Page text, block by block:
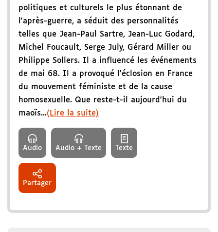
politiques et culturels le plus étonnant de
l'après-guerre, a séduit des personnalités
telles que Jean-Paul Sartre, Jean-Luc Godard,
Michel Foucault, Serge July, Gérard Miller ou
Philippe Sollers. Il a influencé les événements
de mai 68. Il a provoqué l'éclosion en France
du mouvement féministe et de la cause
homosexuelle. Que reste-t-il aujourd'hui du
maoïs...(Lire la suite)
Audio Audio + Texte Texte
Partager